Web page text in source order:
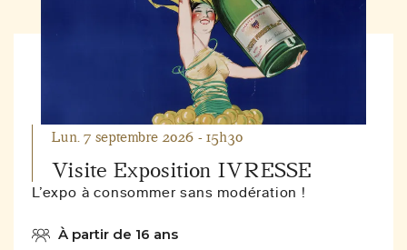
Visite Exposition IVRESSE
Lun. 7 septembre 2026 - 15h30
L’expo à consommer sans modération !
À partir de 16 ans